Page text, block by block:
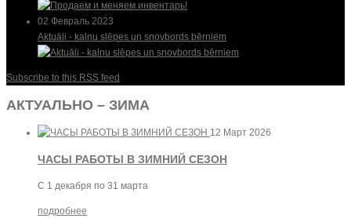
02 Февраль 2023
Aktuāli - kalnu slēpes un snovbords bērniem
Subscribe to this RSS feed
АКТУАЛЬНО – ЗИМА
12 Март 2026
ЧАСЫ РАБОТЫ В ЗИМНИЙ СЕЗОН
С 1 декабря по 31 марта
подробнее